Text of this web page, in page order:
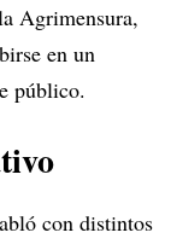
Agrimensura,
en un
público.
con distintos